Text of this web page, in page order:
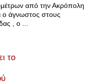
από την Ακρόπολη
ο άγνωστος στους
, ο ...
το